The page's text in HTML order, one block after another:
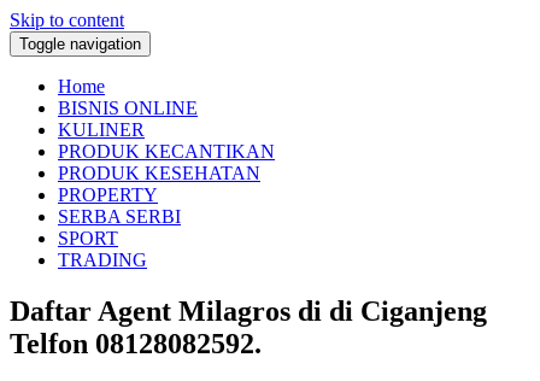
Skip to content
Toggle navigation
Home
BISNIS ONLINE
KULINER
PRODUK KECANTIKAN
PRODUK KESEHATAN
PROPERTY
SERBA SERBI
SPORT
TRADING
Daftar Agent Milagros di di Ciganjeng
Telfon 08128082592.